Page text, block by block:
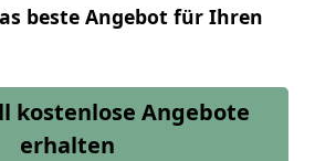
beste Angebot für Ihren
kostenlose Angebote
erhalten